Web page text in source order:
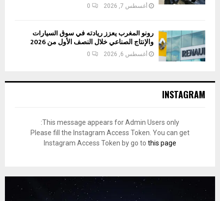
أغسطس 7, 2026 0
رونو المغرب يعزز ريادته في سوق السيارات
والإنتاج الصناعي خلال النصف الأول من 2026
أغسطس 6, 2026 0
INSTAGRAM
This message appears for Admin Users only:
Please fill the Instagram Access Token. You can get
Instagram Access Token by go to this page